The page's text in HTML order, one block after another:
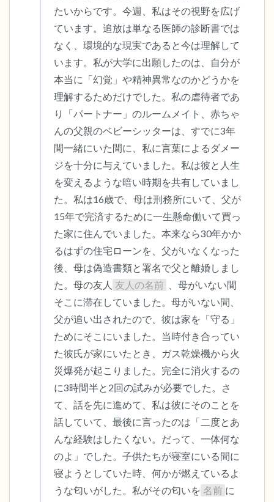
たいからです。今週、私はその視野を広げ
ています。追放は単なる医師の診断書では
なく、環境的な現実であると今は理解して
います。私が大学に出願したのは、自分が
本当に「幻覚」や精神異常なのかどうかを
理解するためだけでした。私の虐待者であ
り「パートナー」のルームメイト、赤ちゃ
んの父親のベビーシッターは、すでに3年
間一緒にいた間に、私に言葉によるダメー
ジを十分に与えていました。私は彼と人生
を変えるような暗い時期を共有していまし
た。私は16歳で、母は刑務所にいて、父が
15年で完済するために一生懸命働いて買っ
た家に住んでいました。本来なら30年かか
るはずの住宅ローンを、父がいなくなった
後、母は偽造書類と署名で父と離婚しまし
た。母の友人 友人の名前
、母がいない間
そこに滞在していました。母がいない間、
父が追い出されたので、彼は家を「守る」
ためにそこにいました。当時付き合ってい
た彼氏が家にいたとき、ガス乾燥機から火
災爆発が起こりました。完全に消火するの
に3時間半と2回の試みが必要でした。さ
て、話を先に進めて、私は彼にそのことを
話していて、最後に言ったのは「二度とあ
んな経験はしたくない。だって、一体何な
のよ」でした。子供たちが寝室にいる間に
寝ようとしていた時、何かが燃えているよ
うな匂いがした。私がその匂いを 名前 に